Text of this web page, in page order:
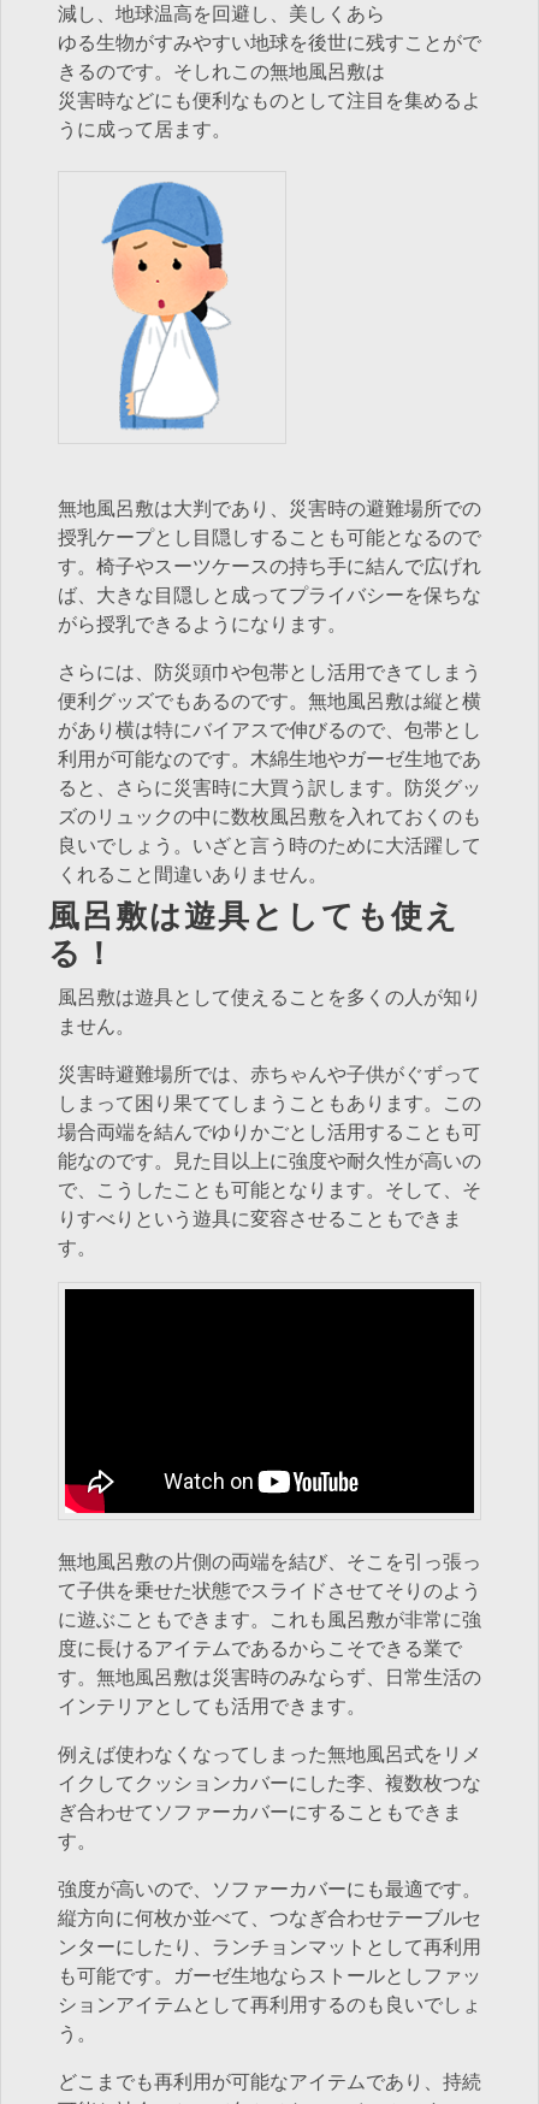
減し、地球温高を回避し、美しくあら
ゆる生物がすみやすい地球を後世に残すことがで
きるのです。そしれこの無地風呂敷は
災害時などにも便利なものとして注目を集めるよ
うに成って居ます。
無地風呂敷は大判であり、災害時の避難場所での
授乳ケープとし目隠しすることも可能となるので
す。椅子やスーツケースの持ち手に結んで広げれ
ば、大きな目隠しと成ってプライバシーを保ちな
がら授乳できるようになります。
さらには、防災頭巾や包帯とし活用できてしまう
便利グッズでもあるのです。無地風呂敷は縦と横
があり横は特にバイアスで伸びるので、包帯とし
利用が可能なのです。木綿生地やガーゼ生地であ
ると、さらに災害時に大買う訳します。防災グッ
ズのリュックの中に数枚風呂敷を入れておくのも
良いでしょう。いざと言う時のために大活躍して
くれること間違いありません。
風呂敷は遊具としても使え
る！
風呂敷は遊具として使えることを多くの人が知り
ません。
災害時避難場所では、赤ちゃんや子供がぐずって
しまって困り果ててしまうこともあります。この
場合両端を結んでゆりかごとし活用することも可
能なのです。見た目以上に強度や耐久性が高いの
で、こうしたことも可能となります。そして、そ
りすべりという遊具に変容させることもできま
す。
無地風呂敷の片側の両端を結び、そこを引っ張っ
て子供を乗せた状態でスライドさせてそりのよう
に遊ぶこともできます。これも風呂敷が非常に強
度に長けるアイテムであるからこそできる業で
す。無地風呂敷は災害時のみならず、日常生活の
インテリアとしても活用できます。
例えば使わなくなってしまった無地風呂式をリメ
イクしてクッションカバーにした李、複数枚つな
ぎ合わせてソファーカバーにすることもできま
す。
強度が高いので、ソファーカバーにも最適です。
縦方向に何枚か並べて、つなぎ合わせテーブルセ
ンターにしたり、ランチョンマットとして再利用
も可能です。ガーゼ生地ならストールとしファッ
ションアイテムとして再利用するのも良いでしょ
う。
どこまでも再利用が可能なアイテムであり、持続